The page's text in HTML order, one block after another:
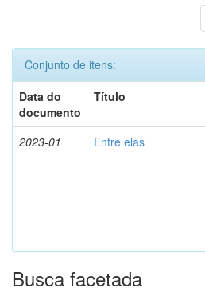
Conjunto de itens:
Data do
documento
Título
2023-01 Entre elas
Busca facetada